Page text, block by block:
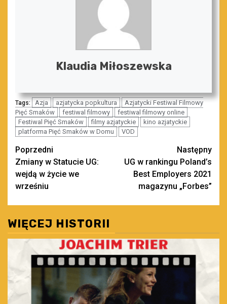
Klaudia Miłoszewska
Tags: Azja azjatycka popkultura
Azjatycki Festiwal Filmowy
Pięć Smaków
festiwal filmowy
festiwal filmowy online
Festiwal Pięć Smaków
filmy azjatyckie
kino azjatyckie
platforma Pięć Smaków w Domu
VOD
Zobacz
wpisy
Poprzedni
Zmiany w Statucie UG:
wejdą w życie we
wrześniu
Następny
UG w rankingu Poland’s
Best Employers 2021
magazynu „Forbes”
WIĘCEJ HISTORII